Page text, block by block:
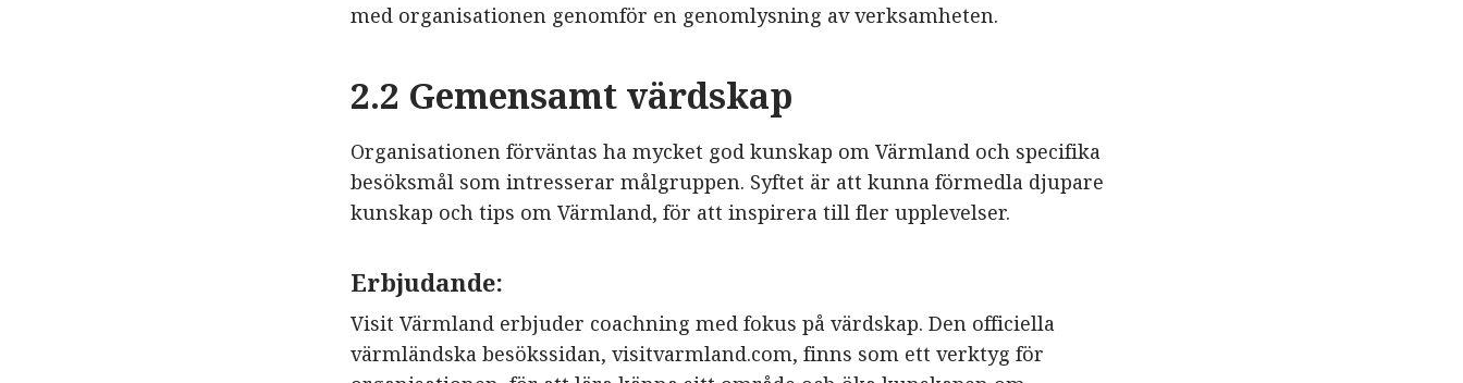
med organisationen genomför en genomlysning av verksamheten.
2.2 Gemensamt värdskap
Organisationen förväntas ha mycket god kunskap om Värmland och specifika
besöksmål som intresserar målgruppen. Syftet är att kunna förmedla djupare
kunskap och tips om Värmland, för att inspirera till fler upplevelser.
Erbjudande:
Visit Värmland erbjuder coachning med fokus på värdskap. Den officiella
värmländska besökssidan, visitvarmland.com, finns som ett verktyg för